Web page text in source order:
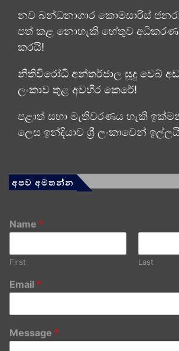
නව බන්ධනාගාර කොමසාරිස්
පත් කළ නොහැකි හේතුව අධිකරණ
කරයි!
නීතිවිරෝධී අන්තර්ජාල සූදු වෙබ්
ලංකාව තුළ අවහිර කෙරේ!
පළාත් සභා මැතිවරණය හැකි
ලෙස ඉන්දියාව ශ්‍රී ලංකාවෙන්
අපව අමතන්න
Name *
First Last
Email *
Message *